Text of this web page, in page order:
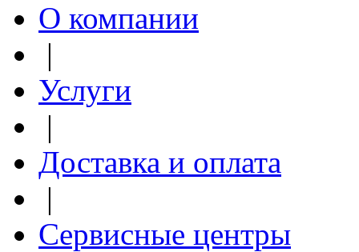
О компании
|
Услуги
|
Доставка и оплата
|
Сервисные центры